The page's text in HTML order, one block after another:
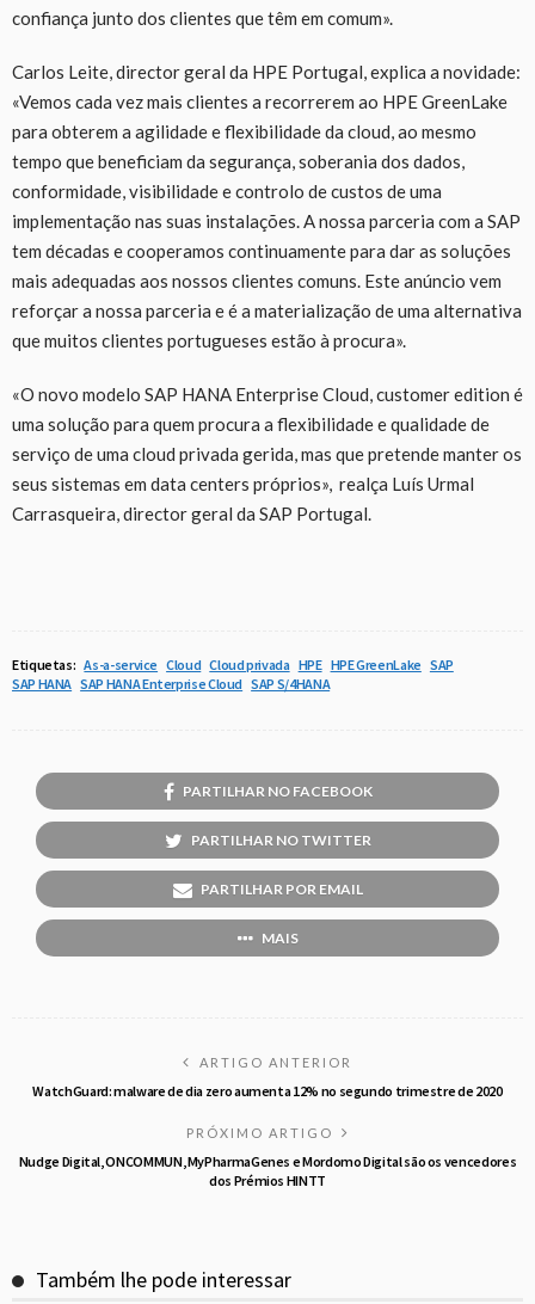
confiança junto dos clientes que têm em comum».
Carlos Leite, director geral da HPE Portugal, explica a novidade:
«Vemos cada vez mais clientes a recorrerem ao HPE GreenLake
para obterem a agilidade e flexibilidade da cloud, ao mesmo
tempo que beneficiam da segurança, soberania dos dados,
conformidade, visibilidade e controlo de custos de uma
implementação nas suas instalações. A nossa parceria com a SAP
tem décadas e cooperamos continuamente para dar as soluções
mais adequadas aos nossos clientes comuns. Este anúncio vem
reforçar a nossa parceria e é a materialização de uma alternativa
que muitos clientes portugueses estão à procura».
«O novo modelo SAP HANA Enterprise Cloud, customer edition é
uma solução para quem procura a flexibilidade e qualidade de
serviço de uma cloud privada gerida, mas que pretende manter os
seus sistemas em data centers próprios», realça Luís Urmal
Carrasqueira, director geral da SAP Portugal.
Etiquetas: As-a-service Cloud Cloud privada HPE HPE GreenLake SAP
SAP HANA SAP HANA Enterprise Cloud SAP S/4HANA
PARTILHAR NO FACEBOOK
PARTILHAR NO TWITTER
PARTILHAR POR EMAIL
MAIS
ARTIGO ANTERIOR
WatchGuard: malware de dia zero aumenta 12% no segundo trimestre de 2020
PRÓXIMO ARTIGO
Nudge Digital, ONCOMMUN, MyPharmaGenes e Mordomo Digital são os vencedores
dos Prémios HINTT
Também lhe pode interessar